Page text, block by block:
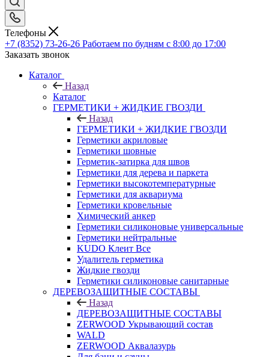
Телефоны
+7 (8352) 73-26-26 Работаем по будням с 8:00 до 17:00
Заказать звонок
Каталог
Назад
Каталог
ГЕРМЕТИКИ + ЖИДКИЕ ГВОЗДИ
Назад
ГЕРМЕТИКИ + ЖИДКИЕ ГВОЗДИ
Герметики акриловые
Герметики шовные
Герметик-затирка для швов
Герметики для дерева и паркета
Герметики высокотемпературные
Герметики для аквариума
Герметики кровельные
Химический анкер
Герметики силиконовые универсальные
Герметики нейтральные
KUDO Клеит Все
Удалитель герметика
Жидкие гвозди
Герметики силиконовые санитарные
ДЕРЕВОЗАЩИТНЫЕ СОСТАВЫ
Назад
ДЕРЕВОЗАЩИТНЫЕ СОСТАВЫ
ZERWOOD Укрывающий состав
WALD
ZERWOOD Аквалазурь